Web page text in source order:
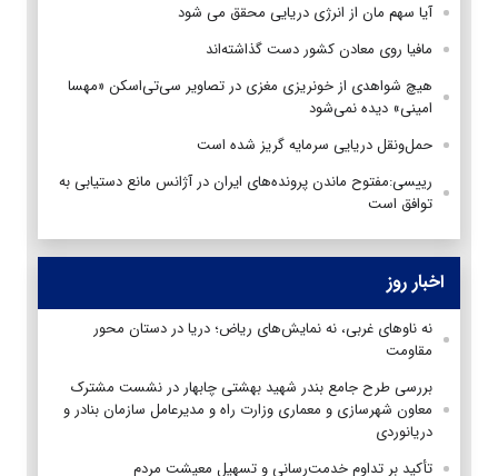
آیا سهم مان از انرژی دریایی محقق می شود
مافیا روی معادن کشور دست گذاشته‌اند
هیچ شواهدی از خونریزی مغزی در تصاویر سی‌تی‌اسکن «مهسا
امینی» دیده نمی‌شود
حمل‌ونقل دریایی سرمایه گریز شده است
رییسی:مفتوح ماندن پرونده‌های ایران در آژانس مانع دستیابی به
توافق است
اخبار روز
نه ناوهای غربی، نه نمایش‌های ریاض؛ دریا در دستان محور
مقاومت
بررسی طرح جامع بندر شهید بهشتی چابهار در نشست مشترک
معاون شهرسازی و معماری وزارت راه و مدیرعامل سازمان بنادر و
دریانوردی
تأکید بر تداوم خدمت‌رسانی و تسهیل معیشت مردم